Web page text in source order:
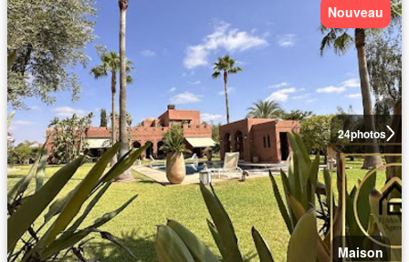
24photos
Nouveau
Maison